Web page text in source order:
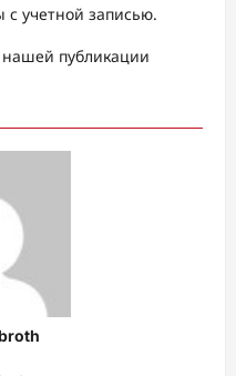
с учетной записью.
публикации